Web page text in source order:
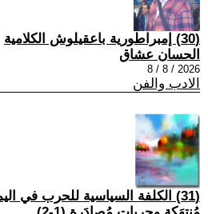
(30) إمبراطورية باعقيلوش الكلامية
الحسان عشاق
2026 / 8 / 8
الادب والفن
(31) الكلفة السياسية للحرب في